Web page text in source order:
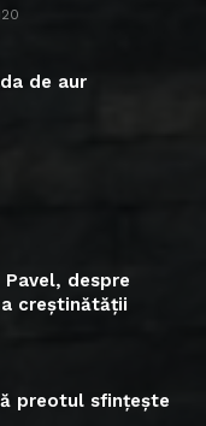
de aur
despre
creștinătății
preotul sfințește